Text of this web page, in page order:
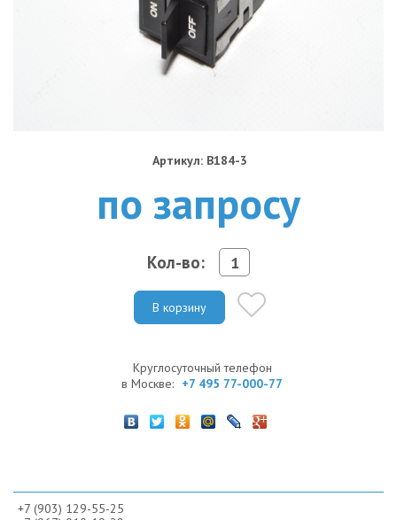
Артикул: B184-3
по запросу
Кол-во:
В корзину
Круглосуточный телефон
в Москве: +7 495 77-000-77
+7 (903) 129-55-25